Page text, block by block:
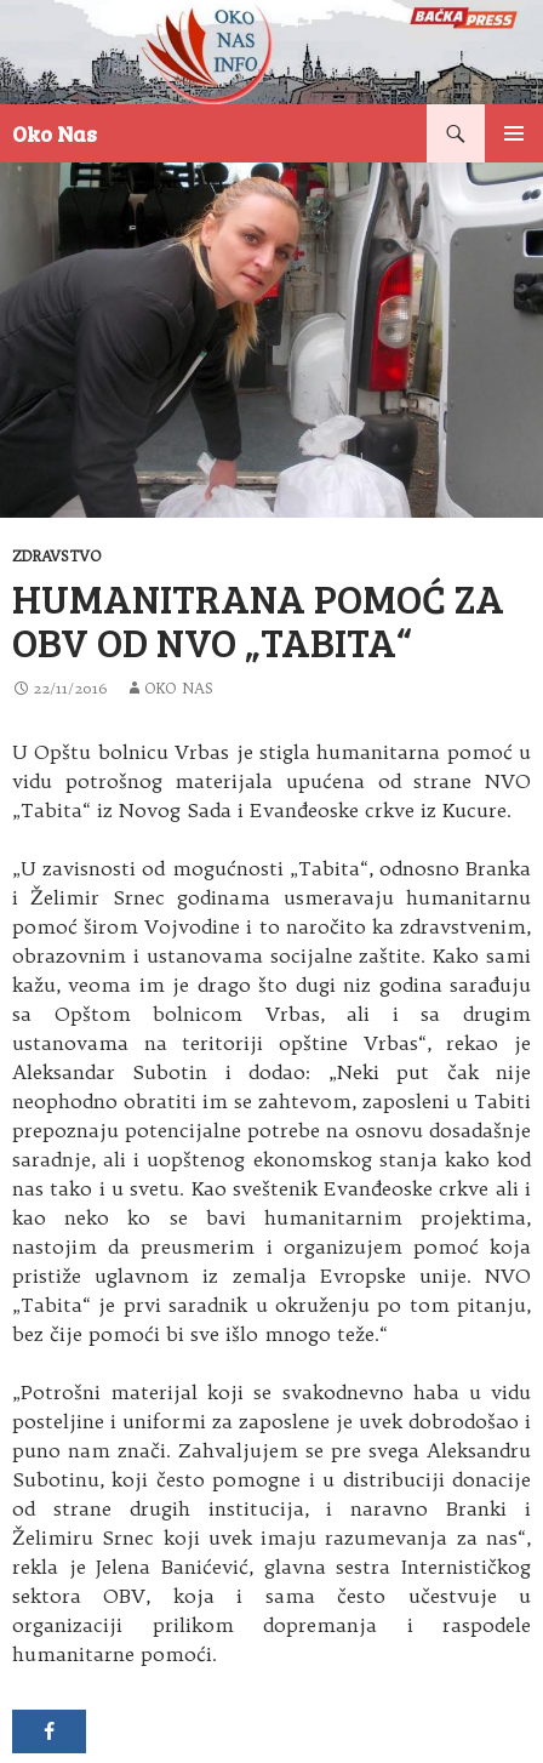
Oko Nas
NA
SADRŽAJ
ZDRAVSTVO
HUMANITRANA POMOĆ ZA
OBV OD NVO „TABITA“
22/11/2016 OKO NAS
U Opštu bolnicu Vrbas je stigla humanitarna pomoć u
vidu potrošnog materijala upućena od strane NVO
„Tabita“ iz Novog Sada i Evanđeoske crkve iz Kucure.
„U zavisnosti od mogućnosti „Tabita“, odnosno Branka
i Želimir Srnec godinama usmeravaju humanitarnu
pomoć širom Vojvodine i to naročito ka zdravstvenim,
obrazovnim i ustanovama socijalne zaštite. Kako sami
kažu, veoma im je drago što dugi niz godina sarađuju
sa Opštom bolnicom Vrbas, ali i sa drugim
ustanovama na teritoriji opštine Vrbas“, rekao je
Aleksandar Subotin i dodao: „Neki put čak nije
neophodno obratiti im se zahtevom, zaposleni u Tabiti
prepoznaju potencijalne potrebe na osnovu dosadašnje
saradnje, ali i uopštenog ekonomskog stanja kako kod
nas tako i u svetu. Kao sveštenik Evanđeoske crkve ali i
kao neko ko se bavi humanitarnim projektima,
nastojim da preusmerim i organizujem pomoć koja
pristiže uglavnom iz zemalja Evropske unije. NVO
„Tabita“ je prvi saradnik u okruženju po tom pitanju,
bez čije pomoći bi sve išlo mnogo teže.“
„Potrošni materijal koji se svakodnevno haba u vidu
posteljine i uniformi za zaposlene je uvek dobrodošao i
puno nam znači. Zahvaljujem se pre svega Aleksandru
Subotinu, koji često pomogne i u distribuciji donacije
od strane drugih institucija, i naravno Branki i
Želimiru Srnec koji uvek imaju razumevanja za nas“,
rekla je Jelena Banićević, glavna sestra Internističkog
sektora OBV, koja i sama često učestvuje u
organizaciji prilikom dopremanja i raspodele
humanitarne pomoći.